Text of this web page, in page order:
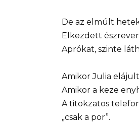
De az elmúlt
Elkezdett
Aprókat, szinte
Amikor Julia
Amikor a keze
A titokzatos
„csak a por”.